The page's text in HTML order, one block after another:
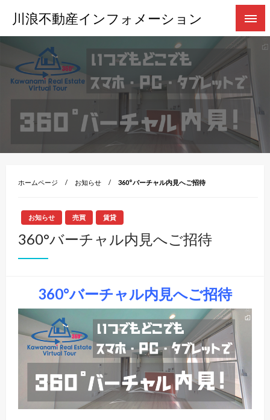
テ
川浪不動産インフォメーション
ホームページ お知らせ 360°バーチャル内見へご招待
お知らせ 売買 賃貸
360°バーチャル内見へご招待
360°バーチャル内見へご招待